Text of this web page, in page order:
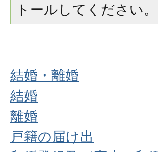
トールしてください。
結婚・離婚
結婚
離婚
戸籍の届け出